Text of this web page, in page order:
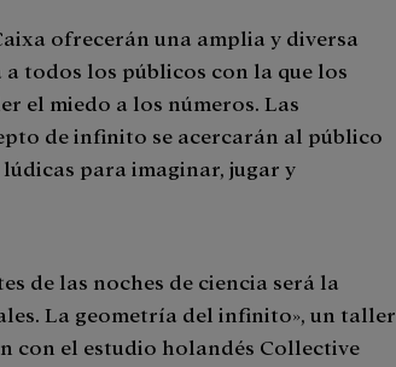
ofrecerán una amplia y diversa
todos los públicos con la que los
el miedo a los números. Las
de infinito se acercarán al público
para imaginar, jugar y
de las noches de ciencia será la
La geometría del infinito», un taller
con el estudio holandés Collective